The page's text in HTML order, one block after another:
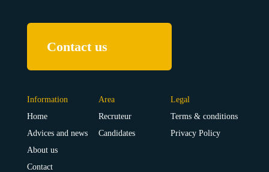
Contact us
Information
Home
Advices and news
About us
Contact
Area
Recruteur
Candidates
Legal
Terms & conditions
Privacy Policy